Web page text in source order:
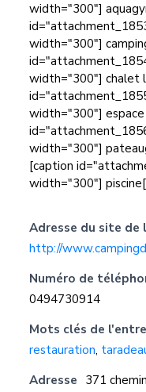
width="300"]
width="300"]
width="300"] chalet
width="300"]
width="300"]
[caption
width="300"]
Adresse du site de
http://
Numéro de
0494730914
Mots clés de
restauration,
Adresse 371